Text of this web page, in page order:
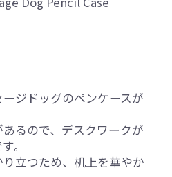
ジドッグのペンケースが
るので、デスクワークが
。
立つため、机上を華やか